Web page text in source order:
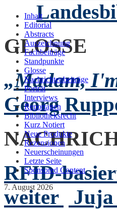
Inhalt
Editorial
Abstracts
Auszeichnung
Fachbeiträge
Standpunkte
Glosse
Nachrichtenbeiträge
Porträt
Interviews
Reportagen
Bibliotheksrecht
Kurz Notiert
Neue Produkte
Rezensionen
Neuerscheinungen
Letzte Seite
Sponsored Content
7. August 2026
GLOSSE
„Madam,
Georg
RFID-
weiter